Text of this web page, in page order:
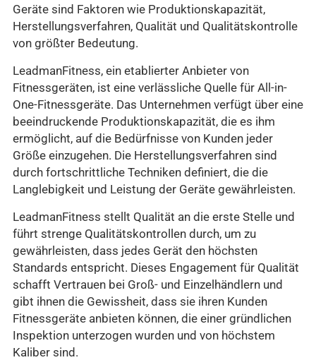
Geräte sind Faktoren wie Produktionskapazität,
Herstellungsverfahren, Qualität und Qualitätskontrolle
von größter Bedeutung.
LeadmanFitness, ein etablierter Anbieter von
Fitnessgeräten, ist eine verlässliche Quelle für All-in-
One-Fitnessgeräte. Das Unternehmen verfügt über eine
beeindruckende Produktionskapazität, die es ihm
ermöglicht, auf die Bedürfnisse von Kunden jeder
Größe einzugehen. Die Herstellungsverfahren sind
durch fortschrittliche Techniken definiert, die die
Langlebigkeit und Leistung der Geräte gewährleisten.
LeadmanFitness stellt Qualität an die erste Stelle und
führt strenge Qualitätskontrollen durch, um zu
gewährleisten, dass jedes Gerät den höchsten
Standards entspricht. Dieses Engagement für Qualität
schafft Vertrauen bei Groß- und Einzelhändlern und
gibt ihnen die Gewissheit, dass sie ihren Kunden
Fitnessgeräte anbieten können, die einer gründlichen
Inspektion unterzogen wurden und von höchstem
Kaliber sind.